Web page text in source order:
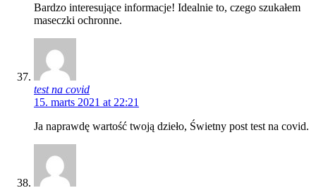
Bardzo interesujące informacje! Idealnie to, czego szukałem
maseczki ochronne.
test na covid
15. marts 2021 at 22:21
Ja naprawdę wartość twoją dzieło, Świetny post test na covid.